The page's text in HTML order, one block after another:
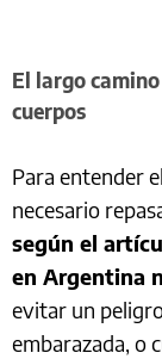
El largo
cuerpos
Para entender
necesario
según el
en Argentina
evitar un
embarazada, o